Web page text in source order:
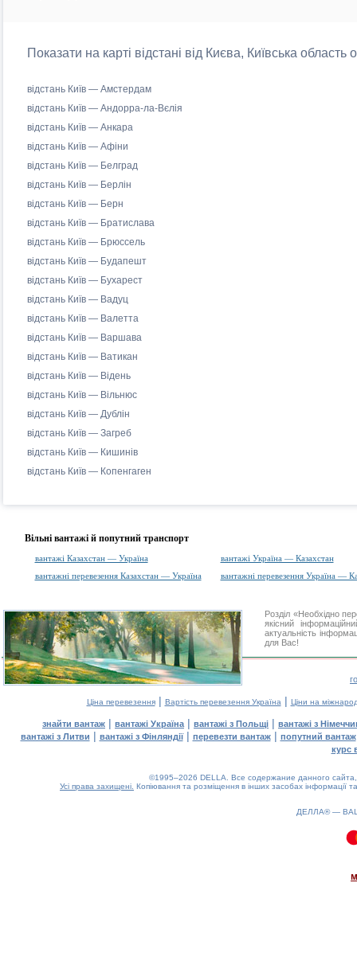
Показати на карті відстані від Києва, Київська
відстань Київ — Амстердам
відстань Київ — Андорра-ла-Вєлія
відстань Київ — Анкара
відстань Київ — Афіни
відстань Київ — Белград
відстань Київ — Берлін
відстань Київ — Берн
відстань Київ — Братислава
відстань Київ — Брюссель
відстань Київ — Будапешт
відстань Київ — Бухарест
відстань Київ — Вадуц
відстань Київ — Валетта
відстань Київ — Варшава
відстань Київ — Ватикан
відстань Київ — Відень
відстань Київ — Вільнюс
відстань Київ — Дублін
відстань Київ — Загреб
відстань Київ — Кишинів
відстань Київ — Копенгаген
Вільні вантажі й попутний транспорт
вантажі Казахстан — Україна
вантажі Україна — Казахстан
вантажні перевезення Казахстан — Україна
вантажні перевезення Україна —
Розділ «Необхідно
якісний
актуальність
для Вас!
Ціна перевезення| Вартість перевезення Україна | Ціни на
знайти вантаж | вантажі Україна | вантажі з Польщі | вантажі з
вантажі з Литви | вантажі з Фінляндії| перевезти вантаж| попутний вантаж
курс
©1995–2026 DELLA. Все содержание данного
Усі права захищені. Копіювання та розміщення в інших засобах інформації
ДЕЛЛА® —